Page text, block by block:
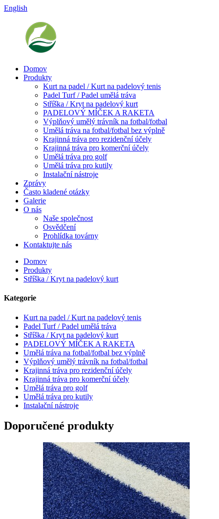
English
Domov
Produkty
Kurt na padel / Kurt na padelový tenis
Padel Turf / Padel umělá tráva
Stříška / Kryt na padelový kurt
PADELOVÝ MÍČEK A RAKETA
Výplňový umělý trávník na fotbal/fotbal
Umělá tráva na fotbal/fotbal bez výplně
Krajinná tráva pro rezidenční účely
Krajinná tráva pro komerční účely
Umělá tráva pro golf
Umělá tráva pro kutily
Instalační nástroje
Zprávy
Často kladené otázky
Galerie
O nás
Naše společnost
Osvědčení
Prohlídka továrny
Kontaktujte nás
Domov
Produkty
Stříška / Kryt na padelový kurt
Kategorie
Kurt na padel / Kurt na padelový tenis
Padel Turf / Padel umělá tráva
Stříška / Kryt na padelový kurt
PADELOVÝ MÍČEK A RAKETA
Umělá tráva na fotbal/fotbal bez výplně
Výplňový umělý trávník na fotbal/fotbal
Krajinná tráva pro rezidenční účely
Krajinná tráva pro komerční účely
Umělá tráva pro golf
Umělá tráva pro kutily
Instalační nástroje
Doporučené produkty